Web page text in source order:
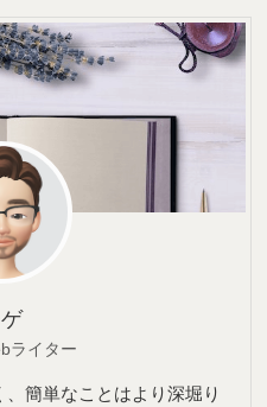
ライター
簡単なことはより深堀り